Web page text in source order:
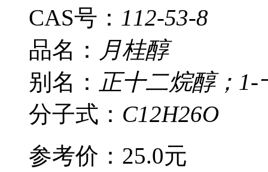
CAS号： 112-53-8
品名： 月桂醇
别名： 正十二烷醇；
分子式： C12H26O
参考价： 25.0元